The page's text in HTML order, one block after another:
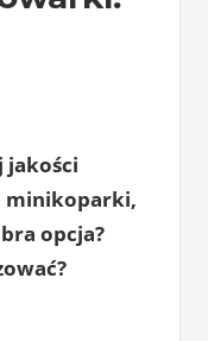
jakości
minikoparki,
opcja?